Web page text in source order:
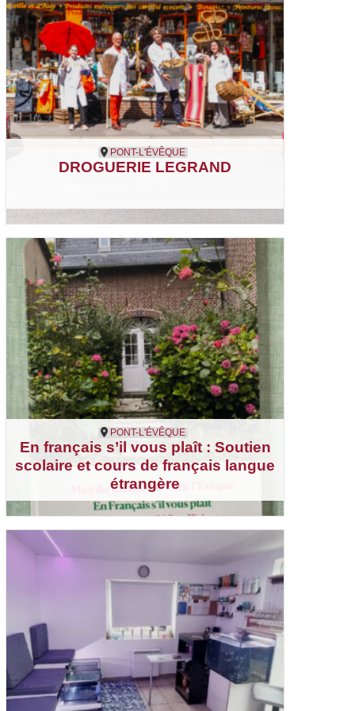
Pont-l'évêque
PONT-L'ÉVÊQUE
DROGUERIE LEGRAND
Droguerie
Pont-l'Évêque
PONT-L'ÉVÊQUE
En français s’il vous plaît : Soutien
scolaire et cours de français langue
étrangère
Autres